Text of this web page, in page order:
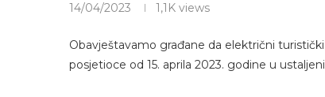
14/04/2023 1,1K views
Obavještavamo građane da električni
posjetioce od 15. aprila 2023. godine u